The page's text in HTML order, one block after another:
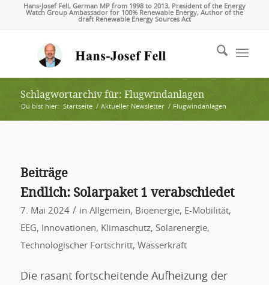
Hans-Josef Fell, German MP from 1998 to 2013, President of the Energy
Watch Group Ambassador for 100% Renewable Energy, Author of the
draft Renewable Energy Sources Act
Schlagwortarchiv für: Flugwindanlagen
Du bist hier: Startseite / Aktueller Newsletter / Flugwindanlagen
Beiträge
Endlich: Solarpaket 1 verabschiedet
7. Mai 2024 / in Allgemein, Bioenergie, E-Mobilität,
EEG, Innovationen, Klimaschutz, Solarenergie,
Technologischer Fortschritt, Wasserkraft
Die rasant fortscheitende Aufheizung der